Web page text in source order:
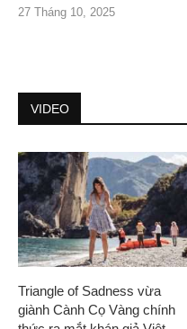
27 Tháng 10, 2025
VIDEO
Triangle of Sadness vừa
giành Cành Cọ Vàng chính